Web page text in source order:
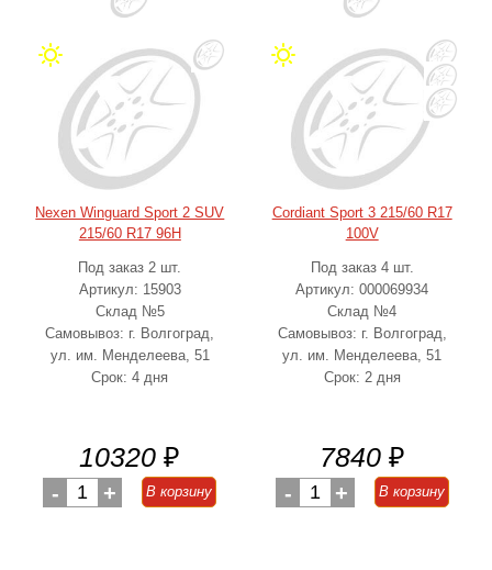
Nexen Winguard Sport 2 SUV
215/60 R17 96H
Под заказ 2 шт.
Артикул: 15903
Склад №5
Самовывоз: г. Волгоград,
ул. им. Менделеева, 51
Срок: 4 дня
10320 ₽
- 1 + В корзину
Cordiant Sport 3 215/60 R17
100V
Под заказ 4 шт.
Артикул: 000069934
Склад №4
Самовывоз: г. Волгоград,
ул. им. Менделеева, 51
Срок: 2 дня
7840 ₽
- 1 + В корзину